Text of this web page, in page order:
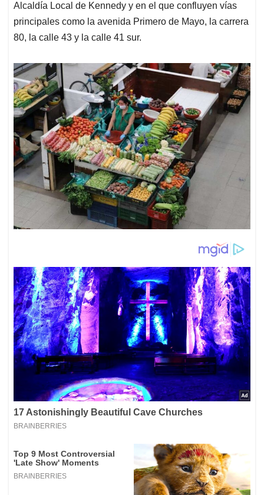
Alcaldía Local de Kennedy y en el que confluyen vías
principales como la avenida Primero de Mayo, la carrera
80, la calle 43 y la calle 41 sur.